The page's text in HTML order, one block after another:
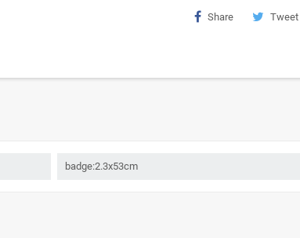
Share Tweet
badge:2.3x53cm